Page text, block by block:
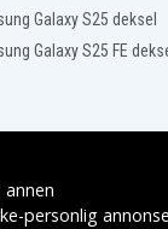
Galaxy S25 deksel
Galaxy S25 FE
personlig